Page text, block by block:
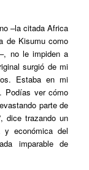
–la citada Africa
de Kisumu como
no le impiden a
surgió de mi
Estaba en mi
Podías ver cómo
parte de
dice trazando un
y económica del
imparable de